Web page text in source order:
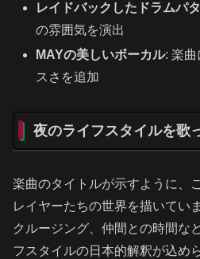
レイドバックしたドラムパ
の雰囲気を演出
MAYの美しいボーカル: 楽
スさを追加
夜のライフスタイルを歌
楽曲のタイトルが示すように、
レイヤーたちの世界を描いてい
クルージング、仲間との時間な
フスタイルの日本的解釈が込め